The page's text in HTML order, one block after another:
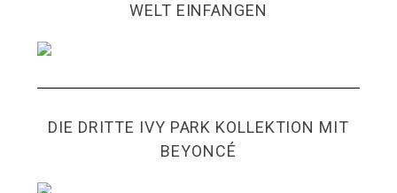
WELT EINFANGEN
DIE DRITTE IVY PARK KOLLEKTION MIT
BEYONCÉ